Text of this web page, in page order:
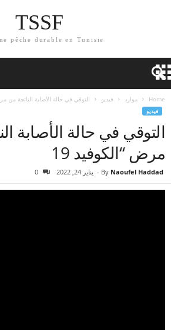
TSSF
pêche durable en Tunisie
Home موارد فيديو التوقي في حالة الأصابة الناتجة من
فيديو
التوقي في حالة الأصابة
مرض “الكوفيد 19
By Naoufel Haddad
- يناير 24, 2022 0